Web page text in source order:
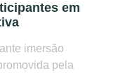
em
imersão
pela